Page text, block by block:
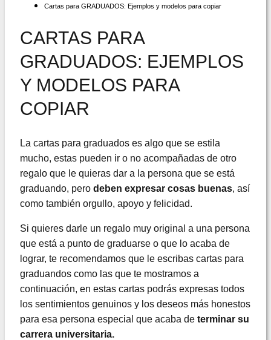
Cartas para GRADUADOS: Ejemplos y modelos para copiar
CARTAS PARA
GRADUADOS: EJEMPLOS
Y MODELOS PARA
COPIAR
La cartas para graduados es algo que se estila
mucho, estas pueden ir o no acompañadas de otro
regalo que le quieras dar a la persona que se está
graduando, pero deben expresar cosas buenas, así
como también orgullo, apoyo y felicidad.
Si quieres darle un regalo muy original a una persona
que está a punto de graduarse o que lo acaba de
lograr, te recomendamos que le escribas cartas para
graduandos como las que te mostramos a
continuación, en estas cartas podrás expresas todos
los sentimientos genuinos y los deseos más honestos
para esa persona especial que acaba de terminar su
carrera universitaria.